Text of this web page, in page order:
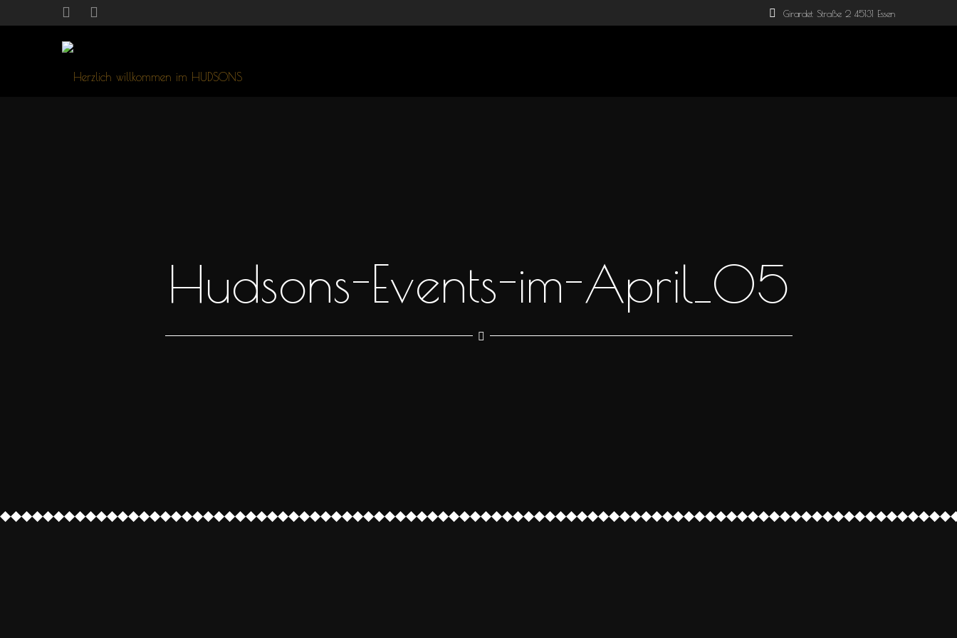
Girardet Straße 2 45131 Essen
Hudsons-Events-im-April_05